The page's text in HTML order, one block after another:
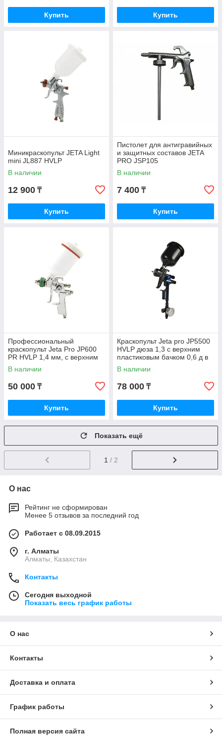
Купить Купить
Миникраскопульт JETA Light
mini JL887 HVLP
В наличии
12 900 ₸
Купить
Пистолет для антигравийных
и защитных составов JETA
PRO JSP105
В наличии
7 400 ₸
Купить
Профессиональный
краскопульт Jeta Pro JP600
PR HVLP 1,4 мм, с верхним
пластиковым бачком 0,6 л
В наличии
50 000 ₸
Купить
Краскопульт Jeta pro JP5500
HVLP дюза 1,3 c верхним
пластиковым бачком 0,6 д в
алюминиевом кейсе
В наличии
78 000 ₸
Купить
Показать ещё
1 / 2
О нас
Рейтинг не сформирован
Менее 5 отзывов за последний год
Работает с 08.09.2015
г. Алматы
Алматы, Казахстан
Контакты
Сегодня выходной
Показать весь график работы
О нас
Контакты
Доставка и оплата
График работы
Полная версия сайта